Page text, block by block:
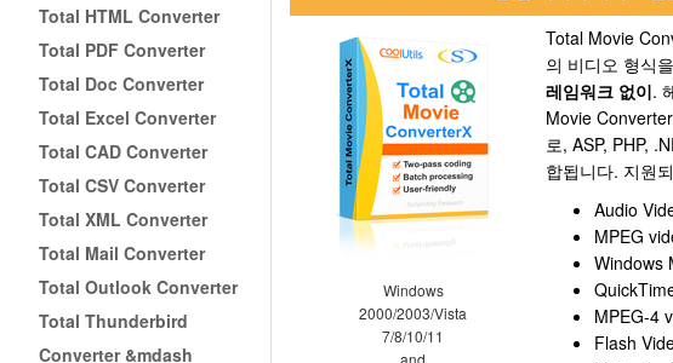
Total HTML Converter
Total PDF Converter
Total Doc Converter
Total Excel Converter
Total CAD Converter
Total CSV Converter
Total XML Converter
Total Mail Converter
Total Outlook Converter
Total Thunderbird
Converter &mdash
Windows
2000/2003/Vista
7/8/10/11
Total Movie
의 비디오 형식
레임워크 없이.
Movie
로, ASP, PHP,
합됩니다. 지원
Audio
MPEG
Windows
MPEG-4
Flash